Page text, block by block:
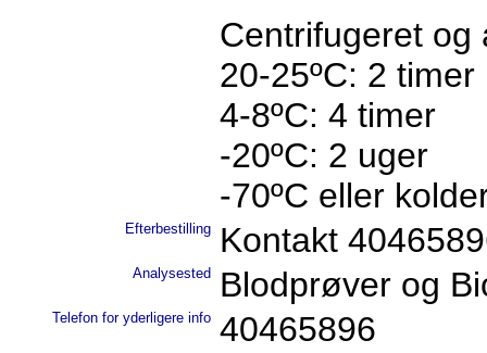
Centrifugeret og
20-25ºC: 2 timer
4-8ºC: 4 timer
-20ºC: 2 uger
-70ºC eller
Efterbestilling Kontakt
Analysested Blodprøver og
Telefon for yderligere info 40465896